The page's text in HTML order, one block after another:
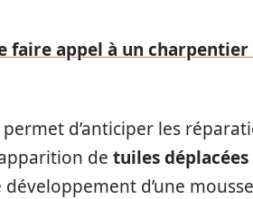
faire appel à un
d’anticiper les
de tuiles déplacées
d’une